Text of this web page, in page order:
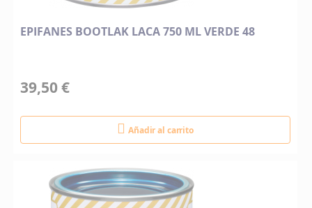
EPIFANES BOOTLAK LACA 750 ML VERDE 48
39,50 €
Añadir al carrito